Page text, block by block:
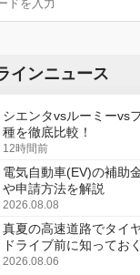
インニュース
シエンタvsルーミーvs
種を徹底比較！
12時間前
電気自動車(EV)の補助
や申請方法を解説
2026.08.08
真夏の高速道路でタイ
ドライブ前に知ってお
2026.08.06